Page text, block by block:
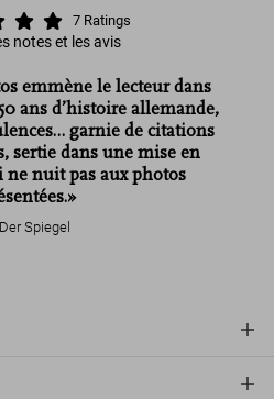
7 Ratings
notes et les avis
emmène le lecteur dans
ans d’histoire allemande,
garnie de citations
sertie dans une mise en
ne nuit pas aux photos
Der Spiegel